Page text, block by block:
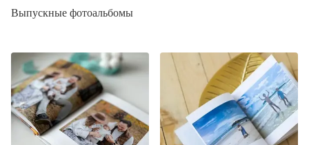
Выпускные фотоальбомы